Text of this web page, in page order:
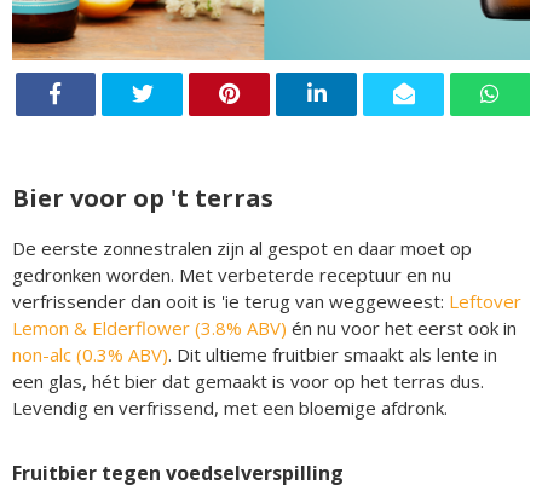
Bier voor op 't terras
De eerste zonnestralen zijn al gespot en daar moet op
gedronken worden. Met verbeterde receptuur en nu
verfrissender dan ooit is 'ie terug van weggeweest: Leftover
Lemon & Elderflower (3.8% ABV) én nu voor het eerst ook in
non-alc (0.3% ABV). Dit ultieme fruitbier smaakt als lente in
een glas, hét bier dat gemaakt is voor op het terras dus.
Levendig en verfrissend, met een bloemige afdronk.
Fruitbier tegen voedselverspilling